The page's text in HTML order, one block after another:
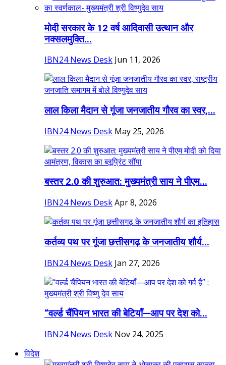
मोदी सरकार के 12 वर्ष आदिवासी उत्थान और
नक्सलमुक्ति...
IBN24 News Desk Jun 11, 2026
लाल किला मैदान से गूंजा जनजातीय गौरव का स्वर,...
IBN24 News Desk May 25, 2026
बस्तर 2.0 की शुरुआत: मुख्यमंत्री साय ने पीएम...
IBN24 News DeskApr 8, 2026
कर्तव्य पथ पर गूंजा छत्तीसगढ़ के जनजातीय शौर्य...
IBN24 News Desk Jan 27, 2026
“वर्ल्ड चैंपियन भारत की बेटियाँ—आप पर देश को...
IBN24 News Desk Nov 24, 2025
विदेश